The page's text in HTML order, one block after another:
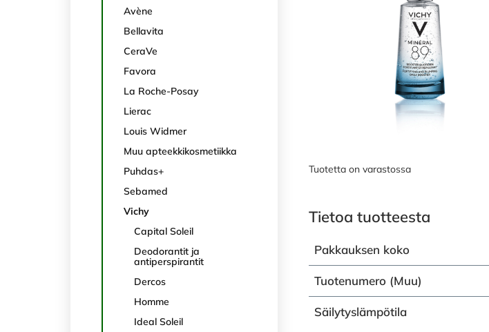
Avène
Bellavita
CeraVe
Favora
La Roche-Posay
Lierac
Louis Widmer
Muu apteekkikosmetiikka
Puhdas+
Sebamed
Vichy
Capital Soleil
Deodorantit ja
antiperspirantit
Dercos
Homme
Ideal Soleil
Tuotetta on varastossa
Tietoa tuotteesta
Pakkauksen koko
Tuotenumero (Muu)
Säilytyslämpötila